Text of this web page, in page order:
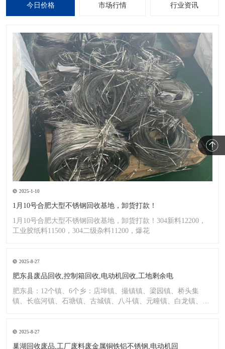
今日价格 市场行情 行业资讯
2025-1-10
1月10号合肥大型不锈钢回收基地，卸货打款！
1月10号合肥大型不锈钢回收基地，卸货打款！304新料12200，
工业胶纸料11500，304二级杂料11200，爆花
2025-8-27
肥东县废品回收,控制箱回收,电动机回收,工地剩余电
肥东县：12个镇、6个乡：店埠镇、撮镇镇、梁园镇、桥头集
镇、长临河镇、石塘镇、古城镇、八斗镇、元疃镇、白龙镇、包
2025-8-27
巢湖回收废品,工厂废料废金属铜铁铝不锈钢,电动机回